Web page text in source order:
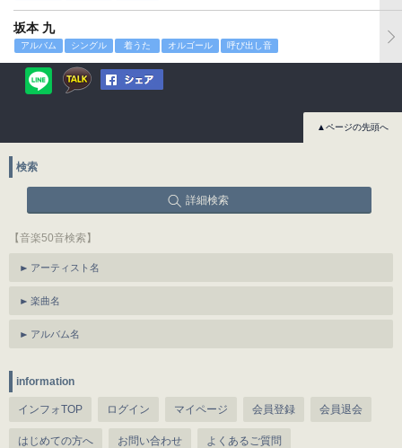
坂本 九
アルバム シングル 着うた オルゴール 呼び出し音
▲ページの先頭へ
検索
詳細検索
【音楽50音検索】
アーティスト名
楽曲名
アルバム名
information
インフォTOP ログイン マイページ 会員登録 会員退会
はじめての方へ お問い合わせ よくあるご質問